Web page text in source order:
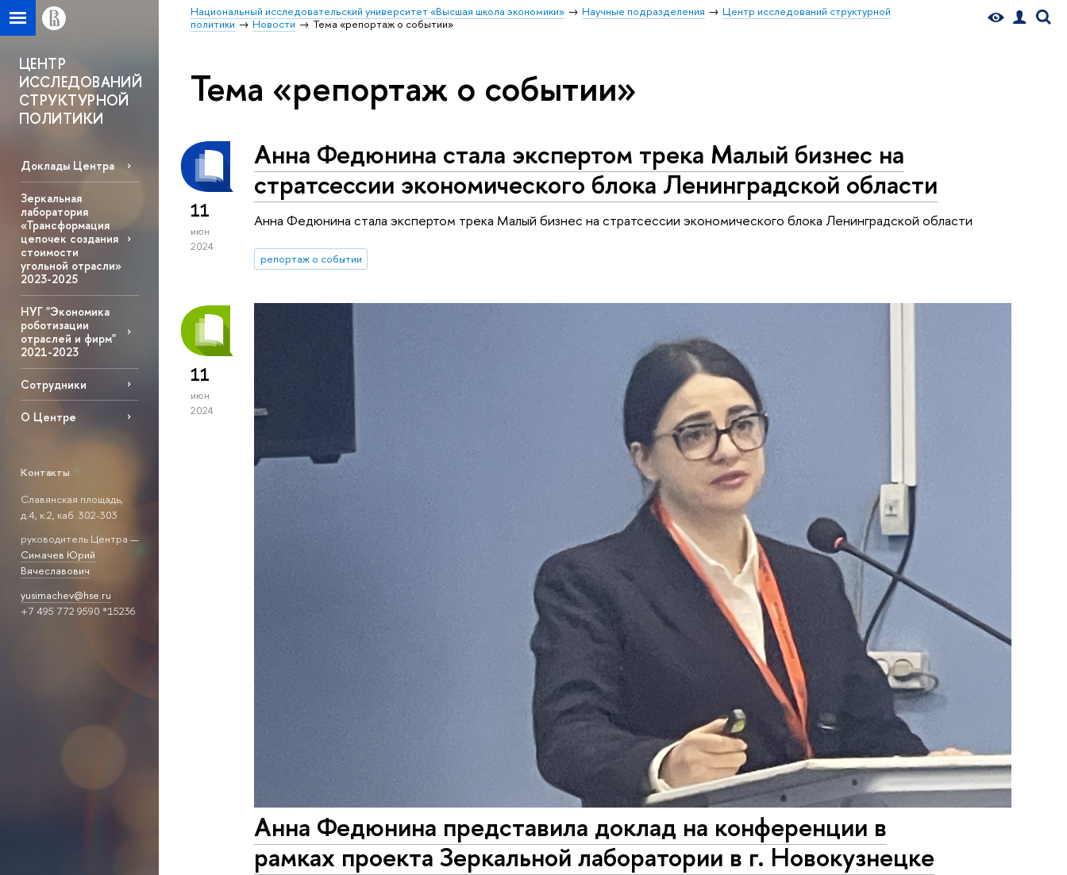
Национальный исследовательский университет «Высшая школа экономики» Научные подразделения
Центр исследований структурной
политики
Новости Тема «репортаж о событии»
ЦЕНТР
ИССЛЕДОВАНИЙ
СТРУКТУРНОЙ
ПОЛИТИКИ
Доклады Центра
Зеркальная
лаборатория
«Трансформация
цепочек создания
стоимости
угольной отрасли»
2023-2025
НУГ "Экономика
роботизации
отраслей и фирм"
2021-2023
Сотрудники
О Центре
Контакты
Славянская площадь,
д.4, к.2, каб. 302-303
руководитель Центра —
Симачев Юрий
Вячеславович
yusimachev@hse.ru
+7 495 772 9590 *15236
Тема «репортаж о событии»
11
июн
2024
Анна Федюнина стала экспертом трека Малый бизнес на
стратсессии экономического блока Ленинградской области
Анна Федюнина стала экспертом трека Малый бизнес на стратсессии экономического блока Ленинградской области
репортаж о событии
11
июн
2024
Анна Федюнина представила доклад на конференции в
рамках проекта Зеркальной лаборатории в г. Новокузнецке